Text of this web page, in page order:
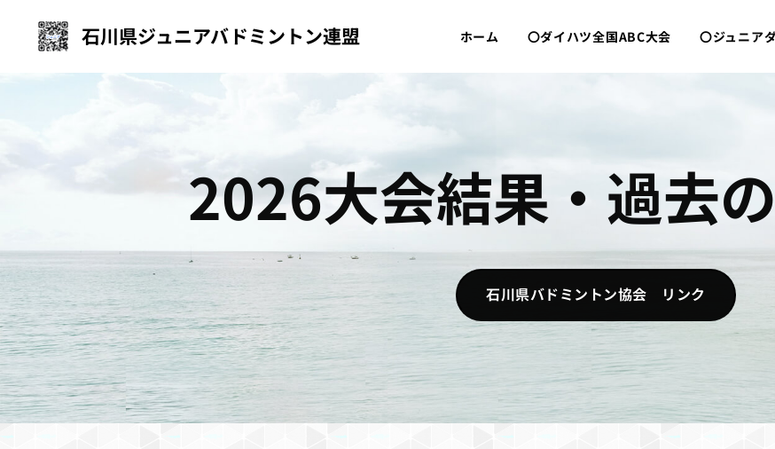
石川県ジュニアバドミントン連盟 ホーム 〇ダイハツ全国ABC大会 〇ジュニア
2026大会結果・過去
石川県バドミントン協会 リンク